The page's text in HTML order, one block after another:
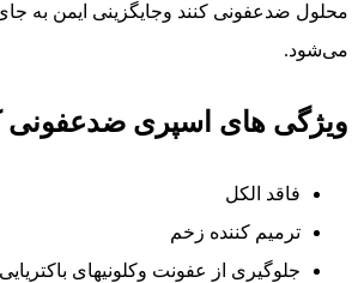
محلول ضدعفونی کنند وجایگزینی ایمن به
می‌شود.
ویژگی های اسپری ضدعفونی
فاقد الکل
ترمیم کننده زخم
جلوگیری از عفونت وکلونیهای باکتریایی